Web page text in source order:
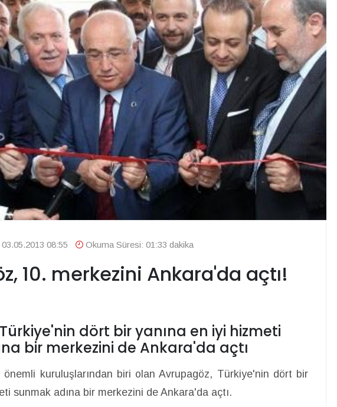
03.05.2013 08:55 Okuma Süresi: 01:33 dakika
10. merkezini Ankara'da açtı!
dört bir yanına en iyi hizmeti
bir merkezini de Ankara'da açtı
önemli kuruluşlarından biri olan Avrupagöz, Türkiye'nin dört bir
sunmak adına bir merkezini de Ankara'da açtı.